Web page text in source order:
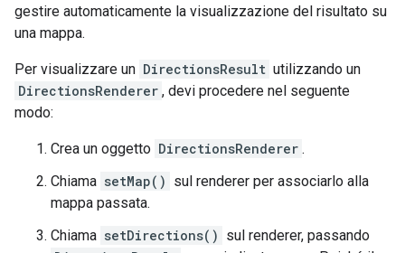
gestire automaticamente la visualizzazione del risultato su
una mappa.
Per visualizzare un DirectionsResult utilizzando un
DirectionsRenderer , devi procedere nel seguente
modo:
Crea un oggetto DirectionsRenderer .
Chiama setMap() sul renderer per associarlo alla
mappa passata.
Chiama setDirections() sul renderer, passando